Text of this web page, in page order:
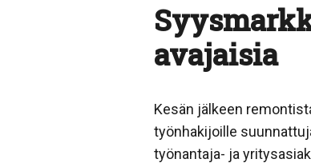
avajaisia
Kesän jälkeen
työnhakijoille
työnantaja- ja